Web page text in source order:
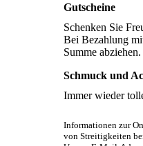
Gutscheine
Schenken Sie
Bei Bezahlung
Summe abziehen.
Schmuck und
Immer wieder
Informationen zur
von Streitigkeiten